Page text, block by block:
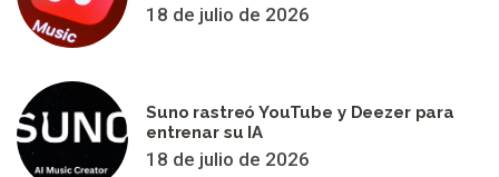
18 de julio de 2026
Suno rastreó YouTube y Deezer para
entrenar su IA
18 de julio de 2026